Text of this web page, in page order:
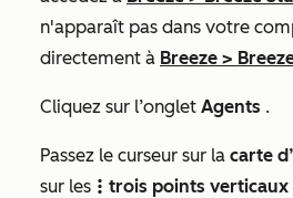
n'apparaît pas dans votre
directement à Breeze >
Cliquez sur l’onglet Agents .
Passez le curseur sur la carte
sur les verticalMenuIcon trois points verticaux